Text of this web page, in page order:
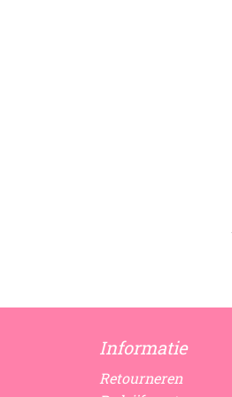
Informatie
Retourneren